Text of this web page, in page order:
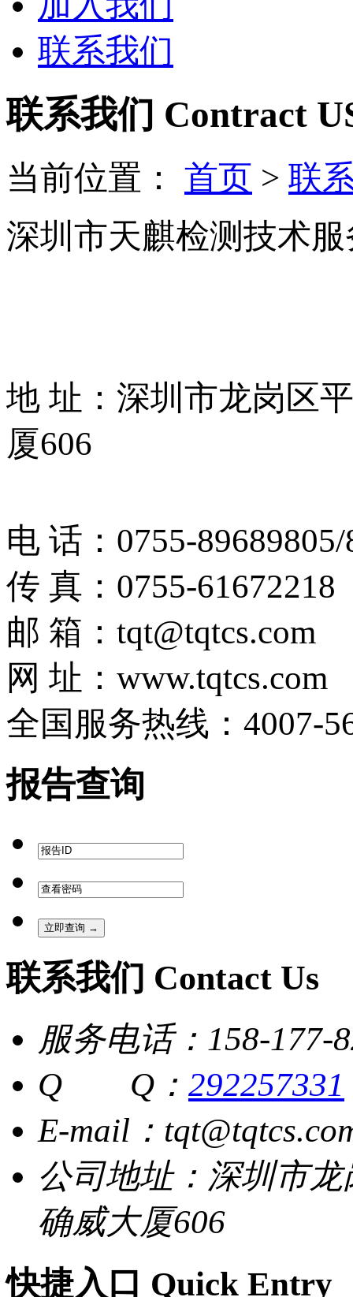
联系我们
联系我们 Contract
当前位置： 首页 > 联
深圳市天麒检测技术
地 址：深圳市龙岗区
厦606
电 话：0755-
传 真：0755-61672218
邮 箱：tqt@tqtcs.com
网 址：www.tqtcs.com
全国服务热线：4007-
报告查询
联系我们 Contact Us
服务电话：158-177-
Q Q： 292257331
E-mail：
公司地址：深圳市
确威大厦606
快捷入口 Quick Entry